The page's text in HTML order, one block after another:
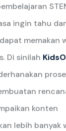
ingin tahu
memakan
Di sinilah
konten
lebih banyak